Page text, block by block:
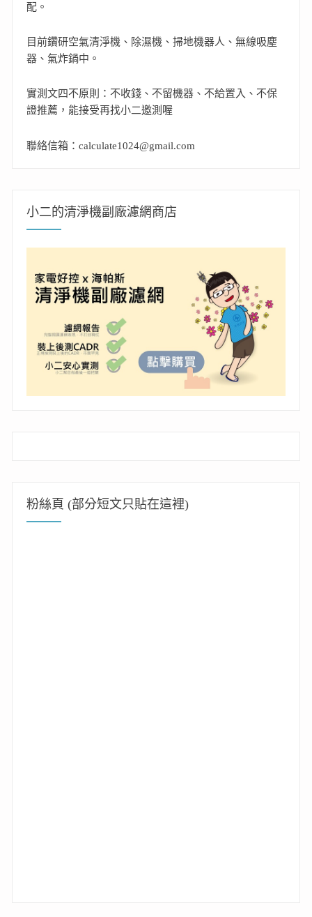
配。
目前鑽研空氣清淨機、除濕機、掃地機器人、無線吸塵
器、氣炸鍋中。
實測文四不原則：不收錢、不留機器、不給置入、不保
證推薦，能接受再找小二邀測喔
聯絡信箱：calculate1024@gmail.com
小二的清淨機副廠濾網商店
粉絲頁 (部分短文只貼在這裡)